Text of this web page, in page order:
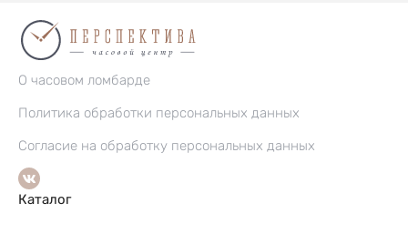
О часовом ломбарде
Политика обработки персональных данных
Согласие на обработку персональных данных
Каталог